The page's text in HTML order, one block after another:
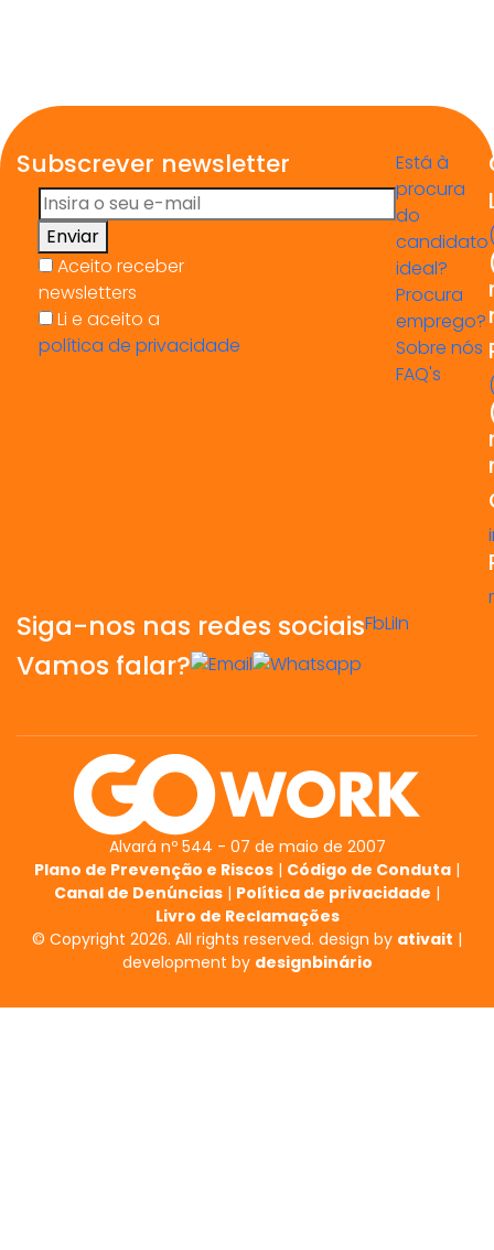
Subscrever newsletter
Enviar
Aceito receber
newsletters
Li e aceito a
política de privacidade
Está à
procura
do
candidato
ideal?
Procura
emprego?
Sobre nós
FAQ's
Siga-nos nas redes sociaisFbLiIn
Vamos falar?
Alvará nº 544 - 07 de maio de 2007
Plano de Prevenção e Riscos | Código de Conduta |
Canal de Denúncias | Política de privacidade |
Livro de Reclamações
© Copyright 2026. All rights reserved. design by ativait |
development by designbinário